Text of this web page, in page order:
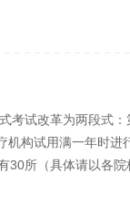
试加笔试考试的形式
考试改革为两段式：
机构试用满一年时进
30所（具体请以各院